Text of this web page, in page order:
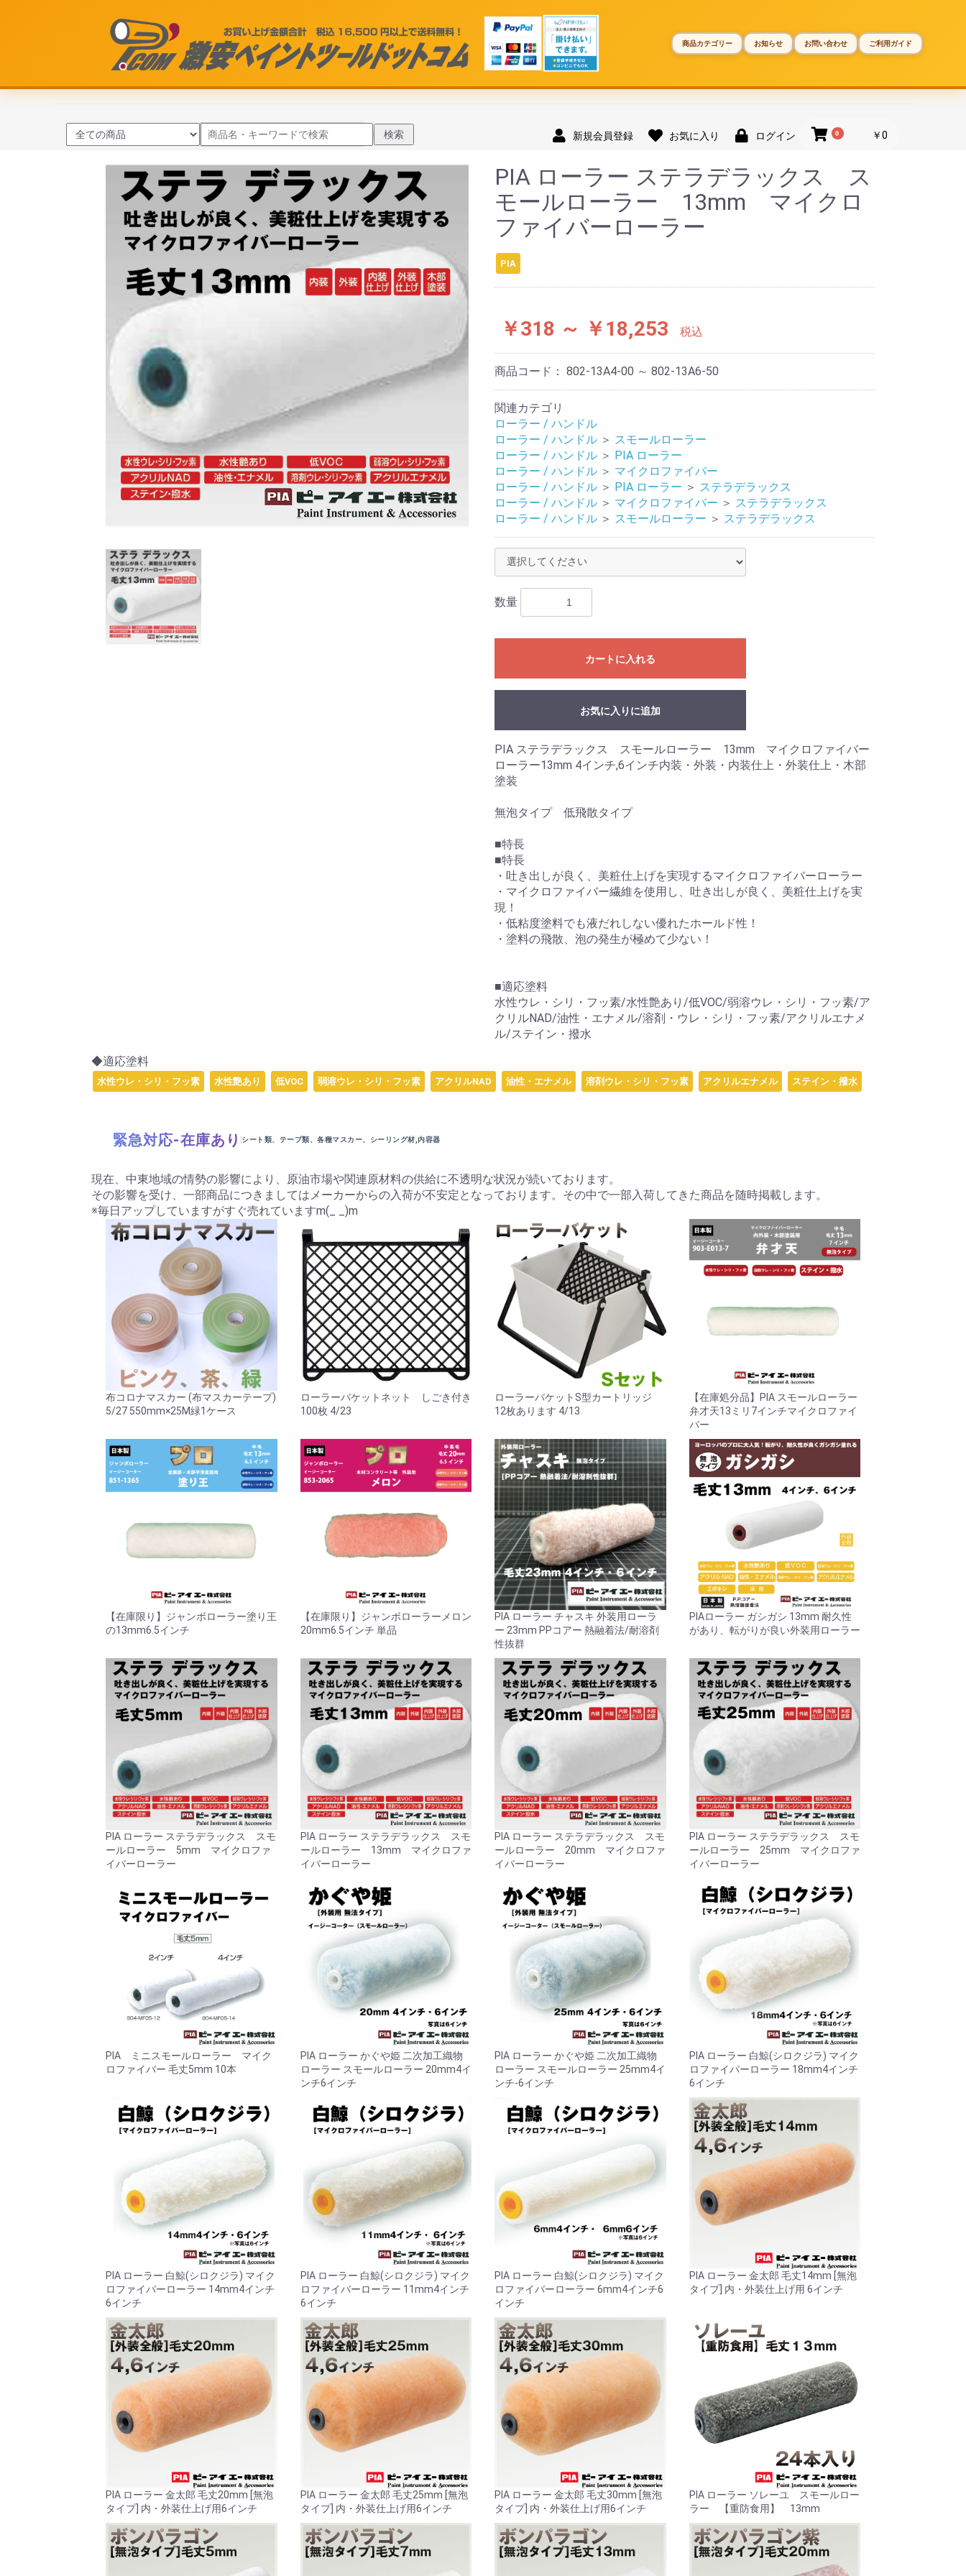
商品カテゴリー お知らせ お問い合わせ ご利用ガイド
検索 新規会員登録 お気に入り ログイン 0 ￥0
PIA ローラー ステラデラックス ス
モールローラー 13mm マイクロ
ファイバーローラー
PIA
￥318 ～ ￥18,253 税込
商品コード： 802-13A4-00 ～ 802-13A6-50
関連カテゴリ
ローラー / ハンドル
ローラー / ハンドル ＞ スモールローラー
ローラー / ハンドル ＞ PIA ローラー
ローラー / ハンドル ＞ マイクロファイバー
ローラー / ハンドル ＞ PIA ローラー ＞ ステラデラックス
ローラー / ハンドル ＞ マイクロファイバー ＞ ステラデラックス
ローラー / ハンドル ＞ スモールローラー ＞ ステラデラックス
数量
カートに入れる
お買い物を続ける カートへ進む
お気に入りに追加
PIA ステラデラックス スモールローラー 13mm マイクロファイバー
ローラー13mm 4インチ,6インチ内装・外装・内装仕上・外装仕上・木部
塗装
無泡タイプ 低飛散タイプ
■特長
■特長
・吐き出しが良く、美粧仕上げを実現するマイクロファイバーローラー
・マイクロファイバー繊維を使用し、吐き出しが良く、美粧仕上げを実
現！
・低粘度塗料でも液だれしない優れたホールド性！
・塗料の飛散、泡の発生が極めて少ない！
■適応塗料
水性ウレ・シリ・フッ素/水性艶あり/低VOC/弱溶ウレ・シリ・フッ素/ア
クリルNAD/油性・エナメル/溶剤・ウレ・シリ・フッ素/アクリルエナメ
ル/ステイン・撥水
◆適応塗料
水性ウレ・シリ・フッ素 水性艶あり 低VOC 弱溶ウレ・シリ・フッ素 アクリルNAD 油性・エナメル 溶剤ウレ・シリ・フッ素 アクリルエナメル ステイン・撥水
緊急対応-在庫あり シート類、テープ類、各種マスカー、シーリング材,内容器
現在、中東地域の情勢の影響により、原油市場や関連原材料の供給に不透明な状況が続いております。
その影響を受け、一部商品につきましてはメーカーからの入荷が不安定となっております。その中で一部入荷してきた商品を随時掲載します。
※毎日アップしていますがすぐ売れていますm(_ _)m
布コロナマスカー (布マスカーテープ)
5/27 550mm×25M緑1ケース
ローラーバケットネット しごき付き
100枚 4/23
ローラーバケットS型カートリッジ
12枚あります 4/13
【在庫処分品】PIA スモールローラー
弁才天13ミリ7インチマイクロファイ
バー
【在庫限り】ジャンボローラー塗り王
の13mm6.5インチ
【在庫限り】ジャンボローラーメロン
20mm6.5インチ 単品
PIA ローラー チャスキ 外装用ローラ
ー 23mm PPコアー 熱融着法/耐溶剤
性抜群
PIAローラー ガシガシ 13mm 耐久性
があり、転がりが良い外装用ローラー
PIA ローラー ステラデラックス スモ
ールローラー 5mm マイクロファ
イバーローラー
PIA ローラー ステラデラックス スモ
ールローラー 13mm マイクロファ
イバーローラー
PIA ローラー ステラデラックス スモ
ールローラー 20mm マイクロファ
イバーローラー
PIA ローラー ステラデラックス スモ
ールローラー 25mm マイクロファ
イバーローラー
PIA ミニスモールローラー マイク
ロファイバー 毛丈5mm 10本
PIA ローラー かぐや姫 二次加工織物
ローラー スモールローラー 20mm4イ
ンチ6インチ
PIA ローラー かぐや姫 二次加工織物
ローラー スモールローラー 25mm4イ
ンチ-6インチ
PIA ローラー 白鯨(シロクジラ) マイク
ロファイバーローラー 18mm4インチ
6インチ
PIA ローラー 白鯨(シロクジラ) マイク
ロファイバーローラー 14mm4インチ
6インチ
PIA ローラー 白鯨(シロクジラ) マイク
ロファイバーローラー 11mm4インチ
6インチ
PIA ローラー 白鯨(シロクジラ) マイク
ロファイバーローラー 6mm4インチ6
インチ
PIA ローラー 金太郎 毛丈14mm [無泡
タイプ] 内・外装仕上げ用 6インチ
PIA ローラー 金太郎 毛丈20mm [無泡
タイプ] 内・外装仕上げ用6インチ
PIA ローラー 金太郎 毛丈25mm [無泡
タイプ] 内・外装仕上げ用6インチ
PIA ローラー 金太郎 毛丈30mm [無泡
タイプ] 内・外装仕上げ用6インチ
PIA ローラー ソレーユ スモールロー
ラー 【重防食用】 13mm